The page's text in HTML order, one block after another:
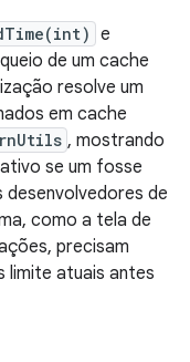
e
de um cache
resolve um
em cache
, mostrando
se um fosse
de
como a tela de
precisam
limite atuais antes